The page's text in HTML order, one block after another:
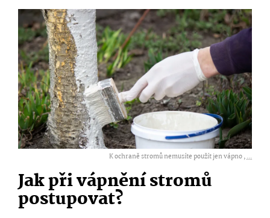
K ochraně stromů nemusíte použít jen vápno ,...
Jak při vápnění stromů
postupovat?